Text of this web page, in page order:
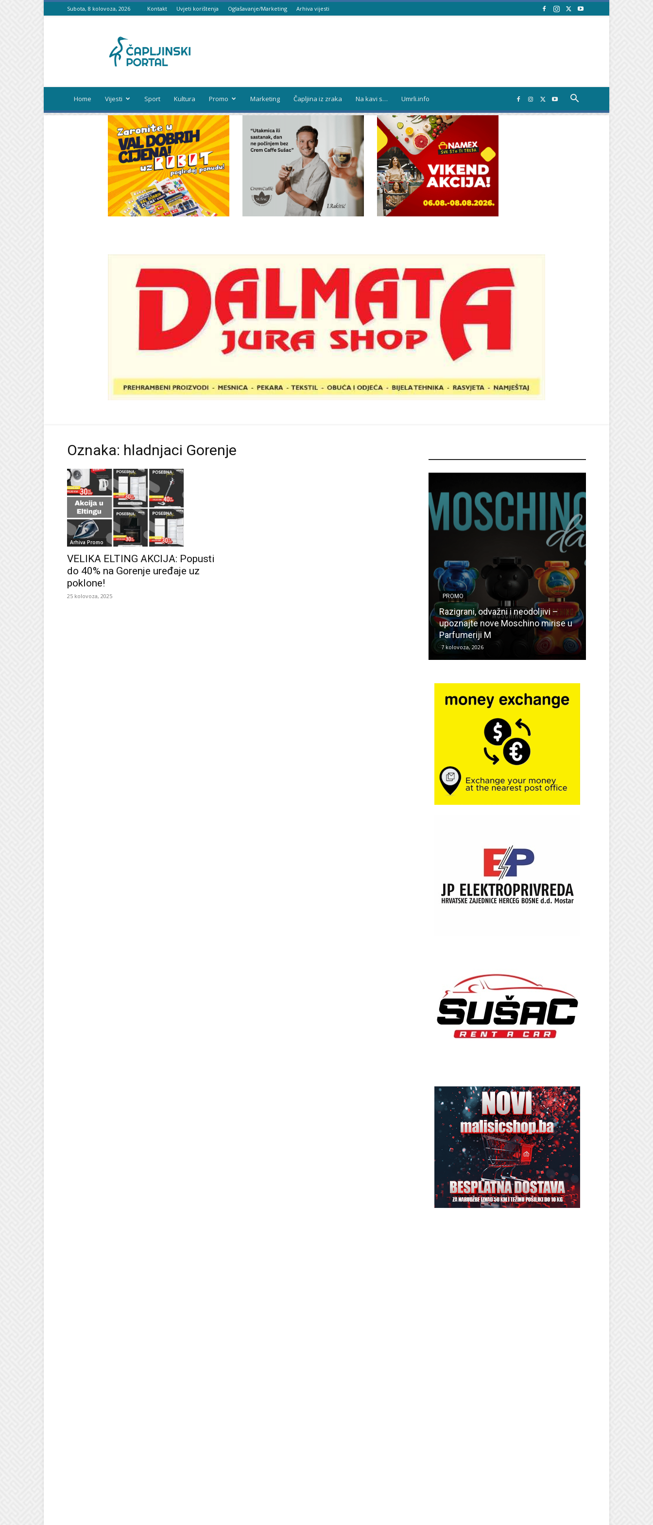
Subota, 8 kolovoza, 2026 Kontakt Uvjeti korištenja Oglašavanje/Marketing Arhiva vijesti
portal
Home Vijesti Sport Kultura Promo Marketing Čapljina iz zraka Na kavi s… Umrli.info
Oznaka: hladnjaci Gorenje
Arhiva Promo
VELIKA ELTING AKCIJA: Popusti
do 40% na Gorenje uređaje uz
poklone!
25 kolovoza, 2025 PROMO
Razigrani, odvažni i neodoljivi –
upoznajte nove Moschino mirise u
Parfumeriji M
7 kolovoza, 2026